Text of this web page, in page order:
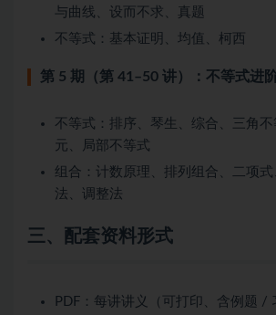
与曲线、设而不求、真题
不等式：基本证明、均值、柯西
第 5 期（第 41–50 讲）：不等式进
不等式：排序、琴生、综合、三角
元、局部不等式
组合：计数原理、排列组合、二项
法、调整法
三、配套资料形式
PDF：每讲讲义（可打印、含例题 /